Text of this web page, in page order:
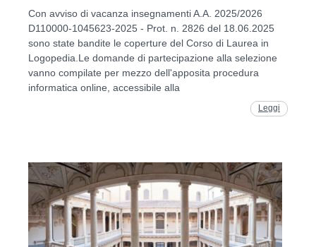
Con avviso di vacanza insegnamenti A.A. 2025/2026
D110000-1045623-2025 - Prot. n. 2826 del 18.06.2025
sono state bandite le coperture del Corso di Laurea in
Logopedia.Le domande di partecipazione alla selezione
vanno compilate per mezzo dell'apposita procedura
informatica online, accessibile alla
Leggi